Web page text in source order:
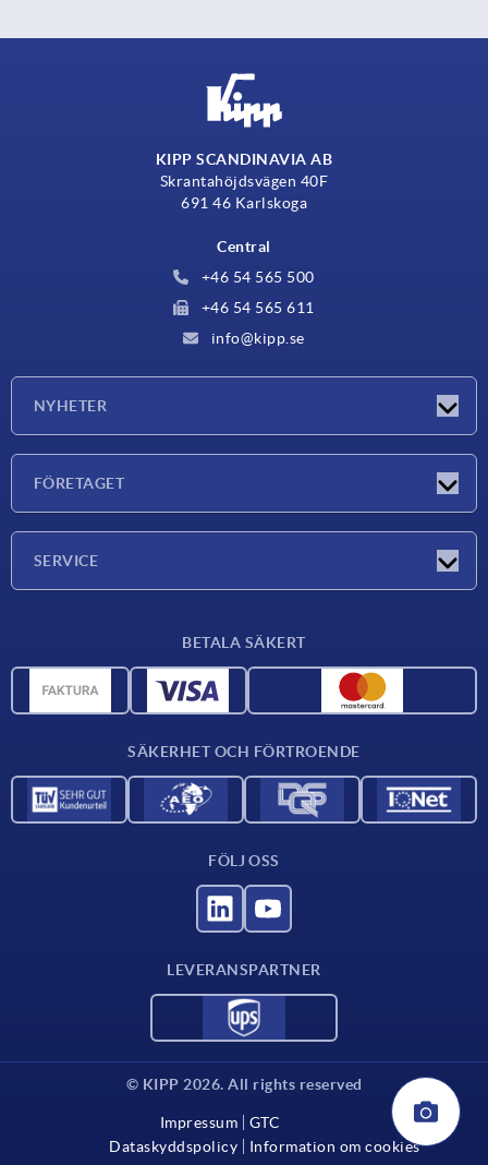
KIPP SCANDINAVIA AB
Skrantahöjdsvägen 40F
691 46 Karlskoga
Central
+46 54 565 500
+46 54 565 611
info@kipp.se
NYHETER
FÖRETAGET
SERVICE
CAD-data
BETALA SÄKERT
SÄKERHET OCH FÖRTROENDE
FÖLJ OSS
LEVERANSPARTNER
© KIPP 2026. All rights reserved
Impressum
GTC
Dataskyddspolicy
Information om cookies